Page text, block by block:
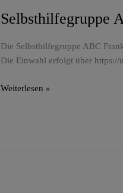
Selbsthilfegruppe
Die Selbsthilfegruppe ABC
Die Einwahl erfolgt über
Selbsthilfegruppe
Frankfurt
–
Weiterlesen »